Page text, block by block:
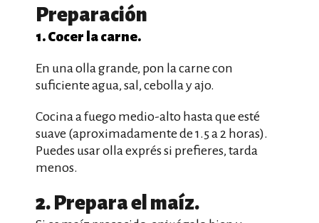
Preparación
1. Cocer la carne.
En una olla grande, pon la carne con
suficiente agua, sal, cebolla y ajo.
Cocina a fuego medio-alto hasta que esté
suave (aproximadamente de 1.5 a 2 horas).
Puedes usar olla exprés si prefieres, tarda
menos.
2. Prepara el maíz.